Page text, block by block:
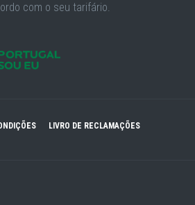
com o seu tarifário.
LIVRO DE RECLAMAÇÕES